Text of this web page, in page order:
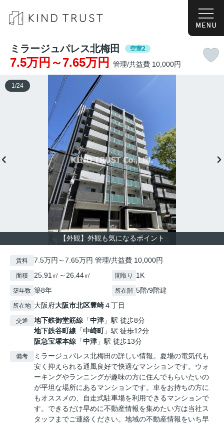
ミラージュパレス北梅田 空室2
7.5万円～7.65万円 管理/共益費 10,000円
【外観】外観も気になるポイント
1 /24
賃料 7.5万円～7.65万円 管理/共益費 10,000円
面積 25.91㎡～26.44㎡ 間取り 1K
築年数 築8年 所在階 5階/9階建
所在地 大阪府大阪市北区豊崎４丁目
交通 地下鉄御堂筋線 「中津 」駅 徒歩8分
地下鉄谷町線 「中崎町」駅 徒歩12分
阪急宝塚本線 「中津 」駅 徒歩13分
備考
ミラージュパレス北梅田の詳しい情報。夏場の電気代も
安く抑えられる通風良好で快適なマンションです。ウォ
ーキングやランニングが趣味の方に住んでもらいたいの
が平坦な場所にあるマンションです。車をお持ちの方に
もオススメの、自走式駐車場を利用できるマンションで
す。できるだけ早めに不動産情報を集めたい方は当社ス
タッフまでご連絡ください。地域の不動産情報をいち早